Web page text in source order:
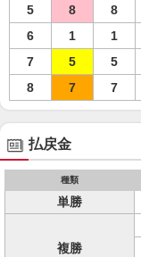
5
8 8
6
1 1
7
5 5
8
7 7
払戻金
種類
単勝
複勝